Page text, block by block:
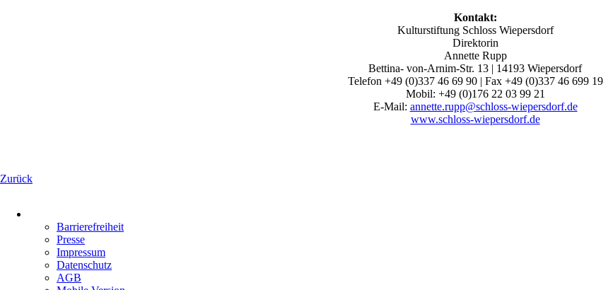
Kontakt:
Kulturstiftung Schloss Wiepersdorf
Direktorin
Annette Rupp
Bettina- von-Arnim-Str. 13 | 14193 Wiepersdorf
Telefon +49 (0)337 46 69 90 | Fax +49 (0)337 46 699 19
Mobil: +49 (0)176 22 03 99 21
E-Mail: annette.rupp@schloss-wiepersdorf.de
www.schloss-wiepersdorf.de
Zurück
überspringen
Barrierefreiheit
Presse
Impressum
Datenschutz
AGB